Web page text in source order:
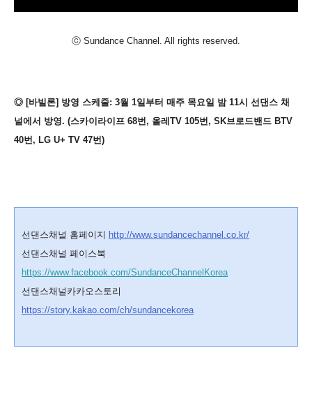
ⓒ Sundance Channel. All rights reserved.
◎ [바빌론] 방영 스케줄: 3월 1일부터 매주 목요일 밤 11시 선댄스 채
널에서 방영. (스카이라이프 68번, 올레TV 105번, SK브로드밴드 BTV
40번, LG U+ TV 47번)
선댄스채널 홈페이지 http://www.sundancechannel.co.kr/
선댄스채널 페이스북
https://www.facebook.com/SundanceChannelKorea
선댄스채널카카오스토리
https://story.kakao.com/ch/sundancekorea